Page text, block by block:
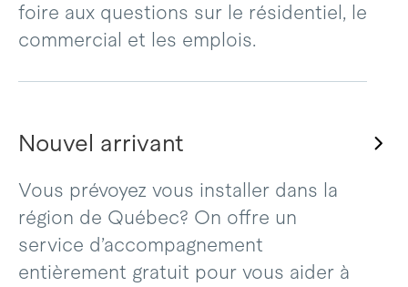
foire aux questions sur le résidentiel, le
commercial et les emplois.
Nouvel arrivant
Vous prévoyez vous installer dans la
région de Québec? On offre un
service d’accompagnement
entièrement gratuit pour vous aider à